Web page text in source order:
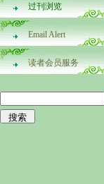
过刊浏览
Email Alert
读者会员服务